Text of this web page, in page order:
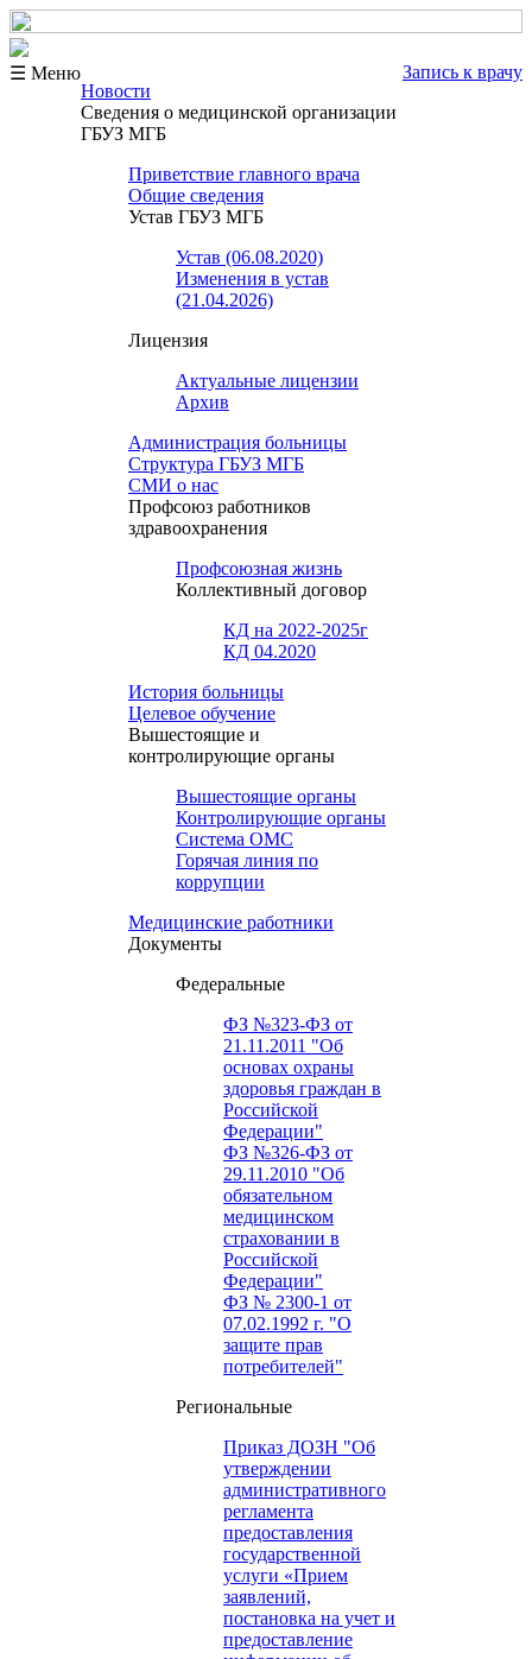
☰ Меню
Запись к врачу
Новости
Сведения о медицинской организации
ГБУЗ МГБ
Приветствие главного врача
Общие сведения
Устав ГБУЗ МГБ
Устав (06.08.2020)
Изменения в устав
(21.04.2026)
Лицензия
Актуальные лицензии
Архив
Администрация больницы
Структура ГБУЗ МГБ
СМИ о нас
Профсоюз работников
здравоохранения
Профсоюзная жизнь
Коллективный договор
КД на 2022-2025г
КД 04.2020
История больницы
Целевое обучение
Вышестоящие и
контролирующие органы
Вышестоящие органы
Контролирующие органы
Система ОМС
Горячая линия по
коррупции
Медицинские работники
Документы
Федеральные
ФЗ №323-ФЗ от
21.11.2011 "Об
основах охраны
здоровья граждан в
Российской
Федерации"
ФЗ №326-ФЗ от
29.11.2010 "Об
обязательном
медицинском
страховании в
Российской
Федерации"
ФЗ № 2300-1 от
07.02.1992 г. "О
защите прав
потребителей"
Региональные
Приказ ДОЗН "Об
утверждении
административного
регламента
предоставления
государственной
услуги «Прием
заявлений,
постановка на учет и
предоставление